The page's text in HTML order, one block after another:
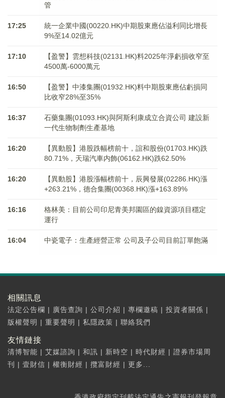
管
17:25
統一企業中國(00220.HK)中期股東應佔溢利同比增長
9%至14.02億元
17:10
【盈警】雲想科技(02131.HK)料2025年淨虧損收窄至
4500萬-6000萬元
16:50
【盈警】中漆集團(01932.HK)料中期股東應佔虧損同
比收窄28%至35%
16:37
石藥集團(01093.HK)與阿斯利康成立合資公司 建設新
一代生物制劑生產基地
16:20
【異動股】港股跌幅榜前十，誼和股份(01703.HK)跌
80.71%，天瑞汽車内飾(06162.HK)跌62.50%
16:20
【異動股】港股漲幅榜前十，辰興發展(02286.HK)漲
+263.21%，德合集團(00368.HK)漲+163.89%
16:16
格林美：目前公司印尼青美邦園區的鎳資源項目穩定
運行
16:04 中瓷電子：生產經營正常 公司及子公司目前訂單飽滿
相關訊息
法定公告欄 | 廣告查詢 | 公司介紹 | 專欄邀稿 | 投資者關係 |
版權聲明 | 重要聲明 | 私隱政策 | 聯絡我們
友情鏈接
清博智能 | 艾媒諮詢 | 和訊 | 新時空 | 時代財經 | 證券市場周
刊
| 壹財信 | 權衡財經 | 攬富財經 | 更多...